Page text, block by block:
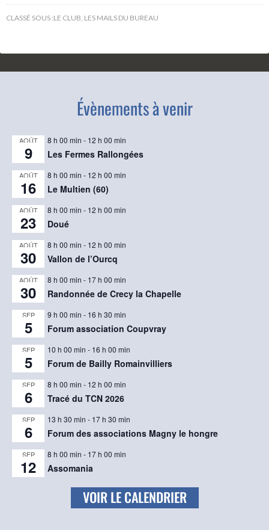
CLASSÉ SOUS :LE CLUB, LES MAILS DU BUREAU
Évènements à venir
AOÛT
9
8 h 00 min - 12 h 00 min
Les Fermes Rallongées
AOÛT
16
8 h 00 min - 12 h 00 min
Le Multien (60)
AOÛT
23
8 h 00 min - 12 h 00 min
Doué
AOÛT
30
8 h 00 min - 12 h 00 min
Vallon de l’Ourcq
AOÛT
30
8 h 00 min - 17 h 00 min
Randonnée de Crecy la Chapelle
SEP
5
9 h 00 min - 16 h 30 min
Forum association Coupvray
SEP
5
10 h 00 min - 16 h 00 min
Forum de Bailly Romainvilliers
SEP
6
8 h 00 min - 12 h 00 min
Tracé du TCN 2026
SEP
6
13 h 30 min - 17 h 30 min
Forum des associations Magny le hongre
SEP
12
8 h 00 min - 17 h 00 min
Assomania
VOIR LE CALENDRIER